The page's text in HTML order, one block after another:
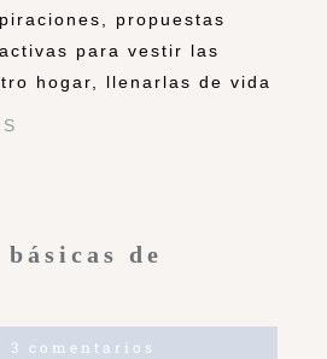
propuestas
para vestir las
hogar, llenarlas de vida
de
3 comentarios